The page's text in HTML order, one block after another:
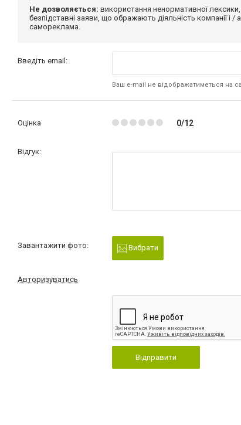
Не дозволяється: використання ненормативної
безпідставні заяви, що ображають діяльність компанії і
самореклама.
Введіть email:
Ваш e-mail не відображатиметься на
Оцінка 0/12
Відгук:
Завантажити фото: Вибрати
Авторизуватись
Відправити